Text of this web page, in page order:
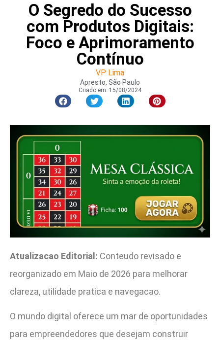
O Segredo do Sucesso
com Produtos Digitais:
Foco e Aprimoramento
Contínuo
VP Lima
Apresto, São Paulo
Criado em: 15/08/2024
Atualizacao Editorial: Conteudo revisado e
reorganizado em Maio de 2026 para melhorar
clareza, utilidade pratica e navegacao.
O mundo digital oferece um mar de oportunidades
para empreendedores que desejam construir